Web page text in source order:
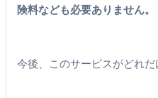
険料なども必要ありません。
今後、このサービスがどれだ